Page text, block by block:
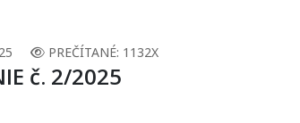
PREČÍTANÉ: 1132X
č. 2/2025